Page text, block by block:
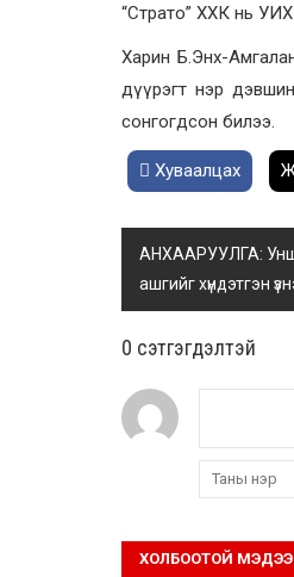
“Страто” ХХК нь
Харин Б.Энх-
дүүрэгт нэр
сонгогдсон билээ.
Хуваалцах
АНХААРУУЛГА:
ашгийг хүндэтгэн үзнэ
0 cэтгэгдэлтэй
ХОЛБООТОЙ МЭДЭЭ